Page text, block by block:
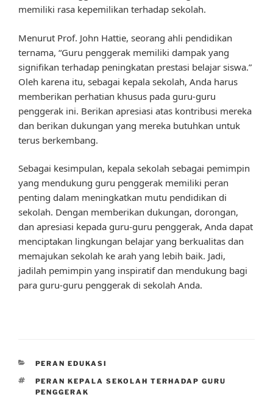
memiliki rasa kepemilikan terhadap sekolah.
Menurut Prof. John Hattie, seorang ahli pendidikan
ternama, “Guru penggerak memiliki dampak yang
signifikan terhadap peningkatan prestasi belajar siswa.”
Oleh karena itu, sebagai kepala sekolah, Anda harus
memberikan perhatian khusus pada guru-guru
penggerak ini. Berikan apresiasi atas kontribusi mereka
dan berikan dukungan yang mereka butuhkan untuk
terus berkembang.
Sebagai kesimpulan, kepala sekolah sebagai pemimpin
yang mendukung guru penggerak memiliki peran
penting dalam meningkatkan mutu pendidikan di
sekolah. Dengan memberikan dukungan, dorongan,
dan apresiasi kepada guru-guru penggerak, Anda dapat
menciptakan lingkungan belajar yang berkualitas dan
memajukan sekolah ke arah yang lebih baik. Jadi,
jadilah pemimpin yang inspiratif dan mendukung bagi
para guru-guru penggerak di sekolah Anda.
CATEGORIES
PERAN EDUKASI
TAGS
PERAN KEPALA SEKOLAH TERHADAP GURU
PENGGERAK